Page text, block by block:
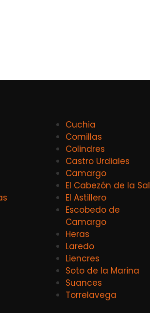
Cuchia
Comillas
Colindres
Castro Urdiales
Camargo
El Cabezón de la Sal
El Astillero
Escobedo de
Camargo
Heras
Laredo
Liencres
Soto de la Marina
Suances
Torrelavega